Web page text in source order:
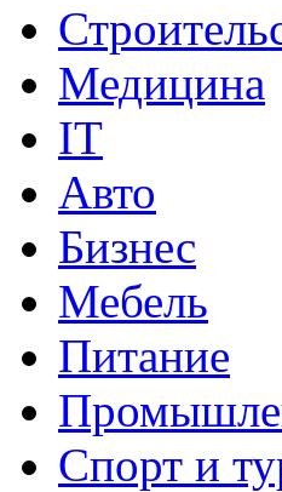
Медицина
IT
Авто
Бизнес
Мебель
Питание
Спорт и